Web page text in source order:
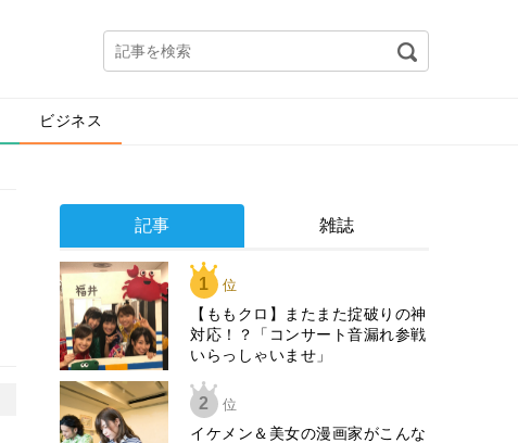
ビジネス
記事 雑誌
1 位
【ももクロ】またまた掟破りの神
対応！？「コンサート音漏れ参戦
いらっしゃいませ」
2 位
イケメン＆美女の漫画家がこんな